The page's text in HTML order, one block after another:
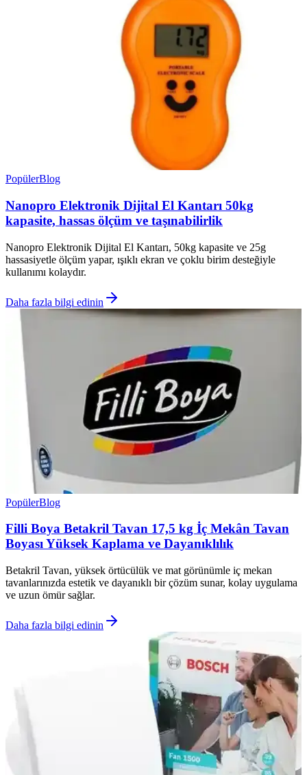
PopülerBlog
Nanopro Elektronik Dijital El Kantarı 50kg
kapasite, hassas ölçüm ve taşınabilirlik
Nanopro Elektronik Dijital El Kantarı, 50kg kapasite ve 25g
hassasiyetle ölçüm yapar, ışıklı ekran ve çoklu birim desteğiyle
kullanımı kolaydır.
Daha fazla bilgi edinin
PopülerBlog
Filli Boya Betakril Tavan 17,5 kg İç Mekân Tavan
Boyası Yüksek Kaplama ve Dayanıklılık
Betakril Tavan, yüksek örtücülük ve mat görünümle iç mekan
tavanlarınızda estetik ve dayanıklı bir çözüm sunar, kolay uygulama
ve uzun ömür sağlar.
Daha fazla bilgi edinin